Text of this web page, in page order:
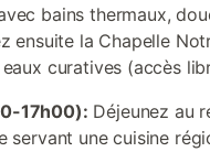
bains thermaux,
ensuite la Chapelle
curatives (accès
17h00): Déjeunez au
servant une cuisine